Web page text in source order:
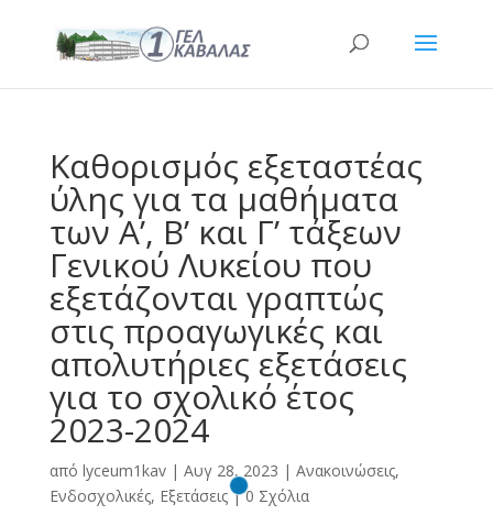
Καθορισμός εξεταστέας
ύλης για τα μαθήματα
των Α’, Β’ και Γ’ τάξεων
Γενικού Λυκείου που
εξετάζονται γραπτώς
στις προαγωγικές και
απολυτήριες εξετάσεις
για το σχολικό έτος
2023-2024
από lyceum1kav| Αυγ 28, 2023 | Ανακοινώσεις,
Ενδοσχολικές, Εξετάσεις|0 Σχόλια